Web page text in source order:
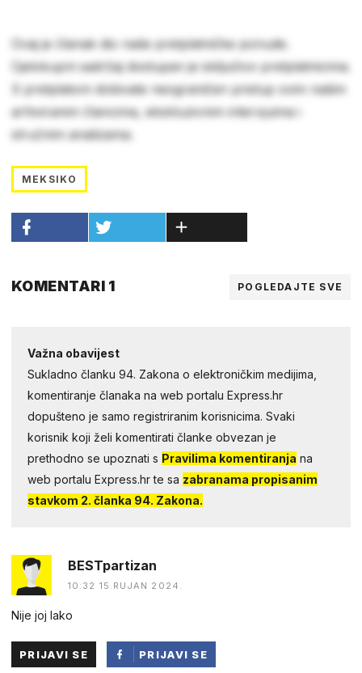
Ovaj je članak dio naše pretplatničke ponude.
Cjelokupni sadržaj dostupan je isključivo pretplatnicima.
S pretplatom dobivate neograničen pristup svim našim
arhiviranim člancima, ekskluzivnim intervjuima i
stručnim analizama.
MEKSIKO
KOMENTARI 1 POGLEDAJTE SVE
Važna obavijest
Sukladno članku 94. Zakona o elektroničkim medijima,
komentiranje članaka na web portalu Express.hr
dopušteno je samo registriranim korisnicima. Svaki
korisnik koji želi komentirati članke obvezan je
prethodno se upoznati s Pravilima komentiranja na
web portalu Express.hr te sa zabranama propisanim
stavkom 2. članka 94. Zakona.
BESTpartizan
10:32 15.RUJAN 2024.
Nije joj lako
PRIJAVI SE PRIJAVI SE